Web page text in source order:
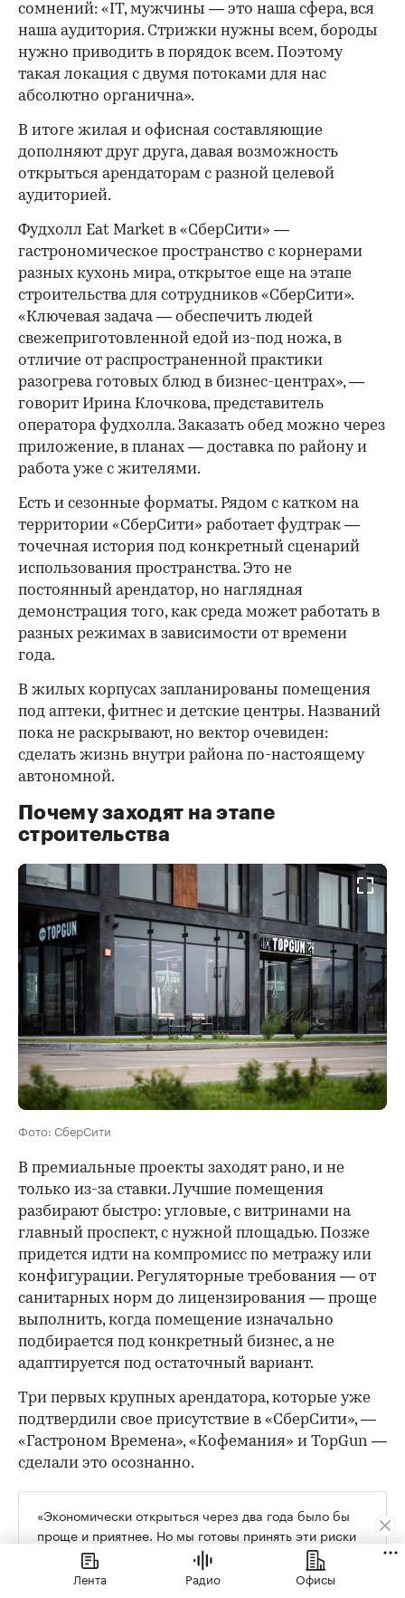
сомнений: «IT, мужчины — это наша сфера, вся
наша аудитория. Стрижки нужны всем, бороды
нужно приводить в порядок всем. Поэтому
такая локация с двумя потоками для нас
абсолютно органична».
В итоге жилая и офисная составляющие
дополняют друг друга, давая возможность
открыться арендаторам с разной целевой
аудиторией.
Фудхолл Eat Market в «СберСити» —
гастрономическое пространство с корнерами
разных кухонь мира, открытое еще на этапе
строительства для сотрудников «СберСити».
«Ключевая задача — обеспечить людей
свежеприготовленной едой из-под ножа, в
отличие от распространенной практики
разогрева готовых блюд в бизнес-центрах», —
говорит Ирина Клочкова, представитель
оператора фудхолла. Заказать обед можно через
приложение, в планах — доставка по району и
работа уже с жителями.
Есть и сезонные форматы. Рядом с катком на
территории «СберСити» работает фудтрак —
точечная история под конкретный сценарий
использования пространства. Это не
постоянный арендатор, но наглядная
демонстрация того, как среда может работать в
разных режимах в зависимости от времени
года.
В жилых корпусах запланированы помещения
под аптеки, фитнес и детские центры. Названий
пока не раскрывают, но вектор очевиден:
сделать жизнь внутри района по-настоящему
автономной.
Почему заходят на этапе
строительства
Фото: СберСити
В премиальные проекты заходят рано, и не
только из-за ставки. Лучшие помещения
разбирают быстро: угловые, с витринами на
главный проспект, с нужной площадью. Позже
придется идти на компромисс по метражу или
конфигурации. Регуляторные требования — от
санитарных норм до лицензирования — проще
выполнить, когда помещение изначально
подбирается под конкретный бизнес, а не
адаптируется под остаточный вариант.
Три первых крупных арендатора, которые уже
подтвердили свое присутствие в «СберСити», —
«Гастроном Времена», «Кофемания» и TopGun —
сделали это осознанно.
«Экономически открыться через два года было бы
проще и приятнее. Но мы готовы принять эти риски
и, возможно, какое-то время работать не в плюс. Мы
рассматриваем это как инвестиции в будущее», —
Лента Радио Офисы